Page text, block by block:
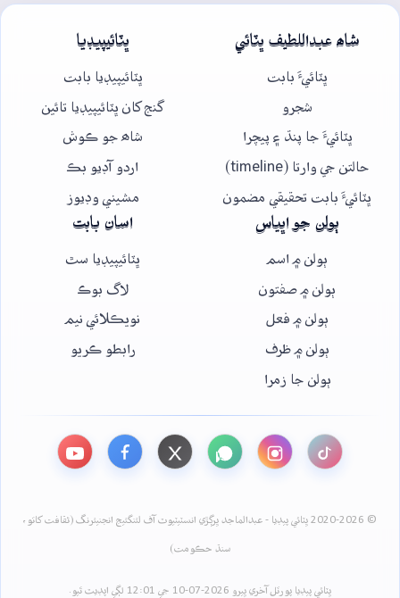
شاھ عبداللطيف ڀٽائي
ڀٽائيءَ بابت
شجرو
ڀٽائيءَ جا پنڌ ۽ پيچرا
حالتن جي وارتا (timeline)
ڀٽائيءَ بابت تحقيقي مضمون
ڀٽائيپيڊيا
ڀٽائيپيڊيا بابت
گنج کان ڀٽائيپيڊيا تائين
شاھ جو ڪوش
اردو آڊيو بڪ
مشيني وڊيوز
ٻولن جو اڀياس
ٻولن ۾ اسم
ٻولن ۾ صفتون
ٻولن ۾ فعل
ٻولن ۾ ظرف
ٻولن جا زمرا
اسان بابت
ڀٽائيپيڊيا سٿ
لاگ بوڪ
نويڪلائي نيم
رابطو ڪريو
© 2020-2026 ڀٽائي پيڊيا - عبدالماجد ڀرڳڙي انسٽيٽيوٽ آف لئنگئيج انجنيئرنگ (ثقافت کاتو،
سنڌ حڪومت)
ڀٽائي پيڊيا پورٽل آخري ڀيرو 2026-07-10 جي 12:01 لڳي اپڊيٽ ٿيو.